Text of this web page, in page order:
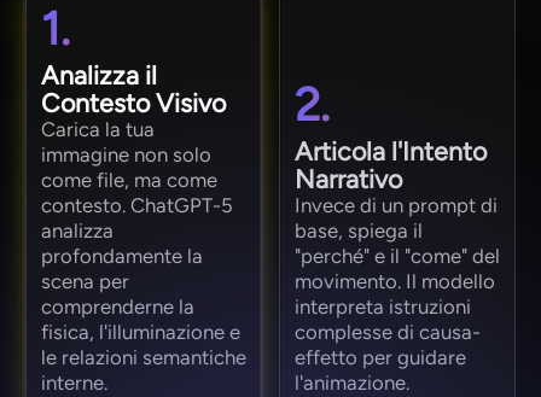
1.
Analizza il
Contesto Visivo
Carica la tua
immagine non solo
come file, ma come
contesto. ChatGPT-5
analizza
profondamente la
scena per
comprenderne la
fisica, l'illuminazione e
le relazioni semantiche
interne.
2.
Articola l'Intento
Narrativo
Invece di un prompt di
base, spiega il
"perché" e il "come" del
movimento. Il modello
interpreta istruzioni
complesse di causa-
effetto per guidare
l'animazione.